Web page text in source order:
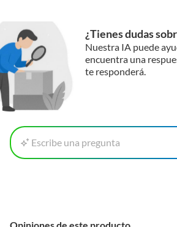
Detalle de la garantía Falla de
Condicion del
producto
Detalle de la
¿Tienes dudas
Nuestra IA puede
encuentra una
te responderá.
Escribe una pregunta